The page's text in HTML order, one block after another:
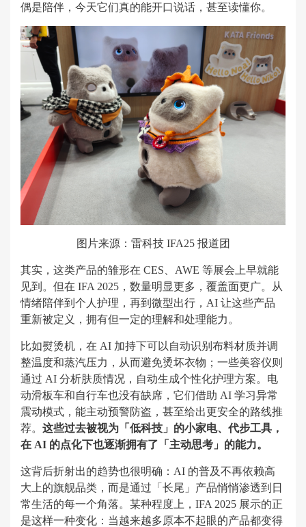
偶是陪伴，今天它们真的能开口说话，甚至读懂你。
图片来源：雷科技 IFA25 报道团
其实，这类产品的雏形在 CES、AWE 等展会上早就能
见到。但在 IFA 2025，数量明显更多，覆盖面更广。从
情绪陪伴到个人护理，再到微型出行，AI 让这些产品
重新被定义，拥有但一定的理解和处理能力。
比如熨烫机，在 AI 加持下可以自动识别布料材质并调
整温度和蒸汽压力，从而避免烫坏衣物；一些美容仪则
通过 AI 分析肤质情况，自动生成个性化护理方案。电
动滑板车和自行车也没有缺席，它们借助 AI 学习异常
震动模式，能主动预警防盗，甚至给出更安全的路线推
荐。 这些过去被视为「低科技」的小家电、代步工具，
在 AI 的点化下也逐渐拥有了「主动思考」的能力。
这背后折射出的趋势也很明确：AI 的普及不再依赖高
大上的旗舰品类，而是通过「长尾」产品悄悄渗透到日
常生活的每一个角落。某种程度上，IFA 2025 展示的正
是这样一种变化：当越来越多原本不起眼的产品都变得